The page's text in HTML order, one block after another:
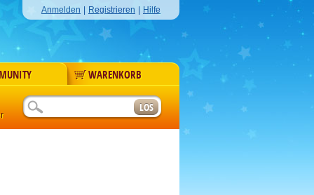
Anmelden Registrieren Hilfe
WARENKORB